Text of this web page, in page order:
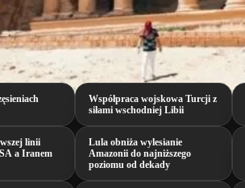
Współpraca wojskowa Turcji z
siłami wschodniej Libii
linii
a Iranem
Lula obniża wylesianie
Amazonii do najniższego
poziomu od dekady